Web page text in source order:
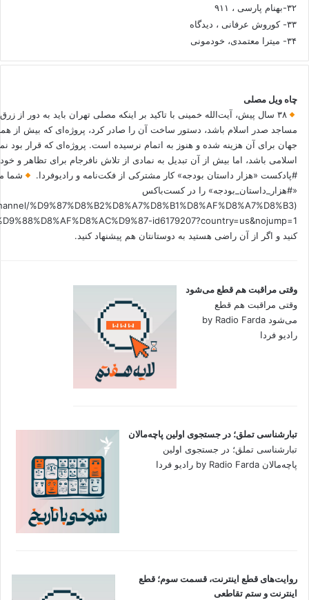
۳۲-بهنام پارسی ، ۹۱۱
۳۳- کوروش عرفانی ، دیدگاه
۳۴- میترا معتمدی، خودمونی
چاه ویل مصلی
۳۸ سال پیش، آیت‌الله خمینی با تاکید بر اینکه مصلی تهران باید به دور از
مساجد صدر اسلام باشد، دستور ساخت آن را صادر کرد، پروژه‌ای که بیش از
جهان برای آن هزینه شده و هنوز به اتمام نرسیده است. پروژه‌ای که قرار بود
اسلامی باشد، اما بیش از آن تبدیل به نمادی از تلاش نافرجام برای تظاهر و
#پادکست «هزار داستان بودجه» کار مشترکی از فکت‌نامه و رادیوفردا.
شما
«#هزار_داستان_بودجه» را در کست‌باکس
%D9%87%D8%B2%D8%A7%D8%B1%D8%AF%D8%A7%D8%B3
کنید و اگر از آن راضی هستید به دوستانتان هم پیشنهاد کنید.
وقتی مراقبت هم قطع می‌شود
وقتی مراقبت هم قطع
می‌شود by Radio Farda
رادیو فردا
تبارشناسی تملق؛ در جستجوی اولین‌ پاچه‌مالان
تبارشناسی تملق؛ در جستجوی اولین‌
پاچه‌مالان by Radio Farda رادیو فردا
روایت‌های قطع اینترنت، قسمت سوم؛ قطع
اینترنت و ستم تقاطعی